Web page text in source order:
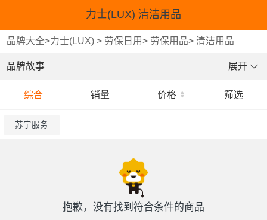
力士(LUX) 清洁用品
品牌大全>力士(LUX) > 劳保日用> 劳保用品> 清洁用品
品牌故事 展开
综合 销量 价格 筛选
苏宁服务
抱歉，没有找到符合条件的商品